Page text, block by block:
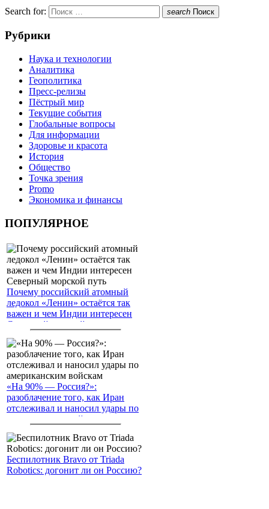
Search for: search Поиск
Рубрики
Наука и технологии
Аналитика
Геополитика
Пресс-релизы
Пёстрый мир
Текущие события
Глобальные вопросы
Для информации
Здоровье и красота
История
Общество
Точка зрения
Promo
Экономика и финансы
ПОПУЛЯРНОЕ
Почему российский атомный
ледокол «Ленин» остаётся так
важен и чем Индии интересен
Северный морской путь
«На 90% — Россия?»:
разоблачение того, как Иран
отслеживал и наносил удары по
американским войскам
Беспилотник Bravo от Triada
Robotics: догонит ли он Россию?